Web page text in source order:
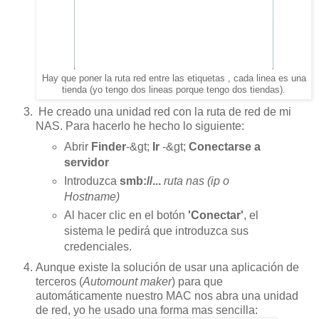
Hay que poner la ruta red entre las etiquetas
, cada linea es una
tienda (yo tengo dos lineas porque tengo dos tiendas)
He creado una unidad red con la ruta de red de mi
NAS. Para hacerlo he hecho lo siguiente:
Abrir Finder-&gt; Ir-&gt; Conectarse a
servidor
Introduzca smb://... ruta nas (ip o
Hostname)
Al hacer clic en el botón 'Conectar', el
sistema le pedirá que introduzca sus
credenciales.
Aunque existe la solución de usar una aplicación de
terceros (Automount maker) para que
automáticamente nuestro MAC nos abra una unidad
de red, yo he usado una forma mas sencilla: